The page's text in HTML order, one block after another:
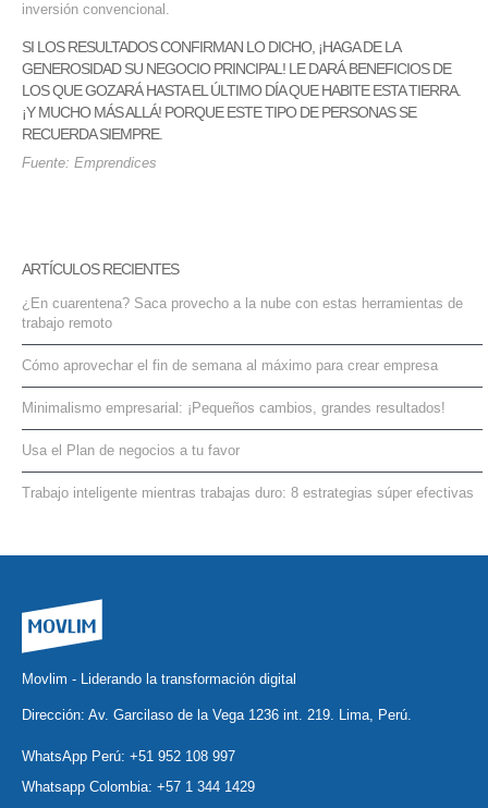
inversión convencional.
SI LOS RESULTADOS CONFIRMAN LO DICHO, ¡HAGA DE LA
GENEROSIDAD SU NEGOCIO PRINCIPAL! LE DARÁ BENEFICIOS DE
LOS QUE GOZARÁ HASTA EL ÚLTIMO DÍA QUE HABITE ESTA TIERRA.
¡Y MUCHO MÁS ALLÁ! PORQUE ESTE TIPO DE PERSONAS SE
RECUERDA SIEMPRE.
Fuente: Emprendices
ARTÍCULOS RECIENTES
¿En cuarentena? Saca provecho a la nube con estas herramientas de
trabajo remoto
Cómo aprovechar el fin de semana al máximo para crear empresa
Minimalismo empresarial: ¡Pequeños cambios, grandes resultados!
Usa el Plan de negocios a tu favor
Trabajo inteligente mientras trabajas duro: 8 estrategias súper efectivas
Movlim - Liderando la transformación digital
Dirección: Av. Garcilaso de la Vega 1236 int. 219. Lima, Perú.
WhatsApp Perú: +51 952 108 997
Whatsapp Colombia: +57 1 344 1429